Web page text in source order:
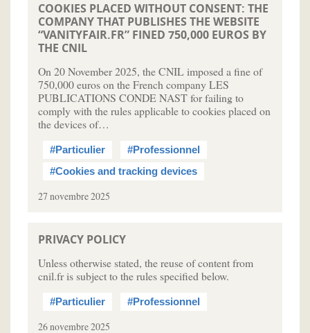
COOKIES PLACED WITHOUT CONSENT: THE
COMPANY THAT PUBLISHES THE WEBSITE
“VANITYFAIR.FR” FINED 750,000 EUROS BY
THE CNIL
On 20 November 2025, the CNIL imposed a fine of
750,000 euros on the French company LES
PUBLICATIONS CONDE NAST for failing to
comply with the rules applicable to cookies placed on
the devices of…
#Particulier
#Professionnel
#Cookies and tracking devices
27 novembre 2025
PRIVACY POLICY
Unless otherwise stated, the reuse of content from
cnil.fr is subject to the rules specified below.
#Particulier #Professionnel
26 novembre 2025